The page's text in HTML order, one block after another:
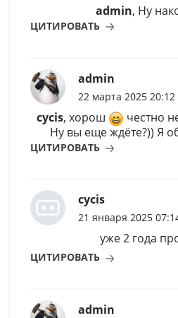
admin, Ну
ЦИТИРОВАТЬ
admin
22 марта 2025 20:12
cycis, хорош
честно
Ну вы еще ждёте?)) Я
ЦИТИРОВАТЬ
cycis
21 января 2025
уже 2 года
ЦИТИРОВАТЬ
admin